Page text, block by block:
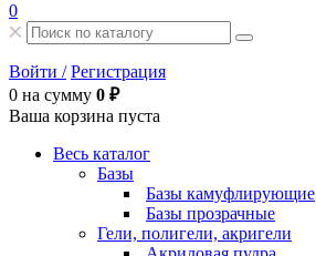
0
Войти / Регистрация
0 на сумму 0 ₽
Ваша корзина пуста
Весь каталог
Базы
Базы камуфлирующие
Базы прозрачные
Гели, полигели, акригели